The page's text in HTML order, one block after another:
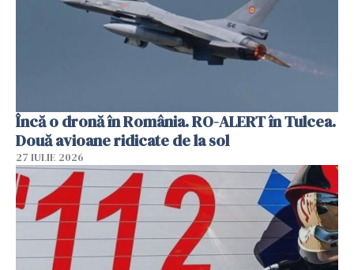
Încă o dronă în România. RO-ALERT în Tulcea.
Două avioane ridicate de la sol
27 IULIE 2026